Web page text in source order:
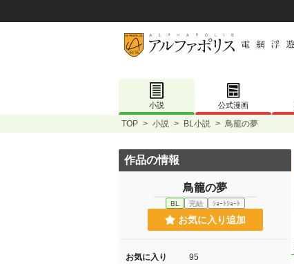
小説 公式漫画
TOP > 小説 > BL小説 > 鳥籠の夢
作品の情報
鳥籠の夢
BL 完結 ｼｮｰﾄｼｮｰﾄ
お気に入り追加
お気に入り 95